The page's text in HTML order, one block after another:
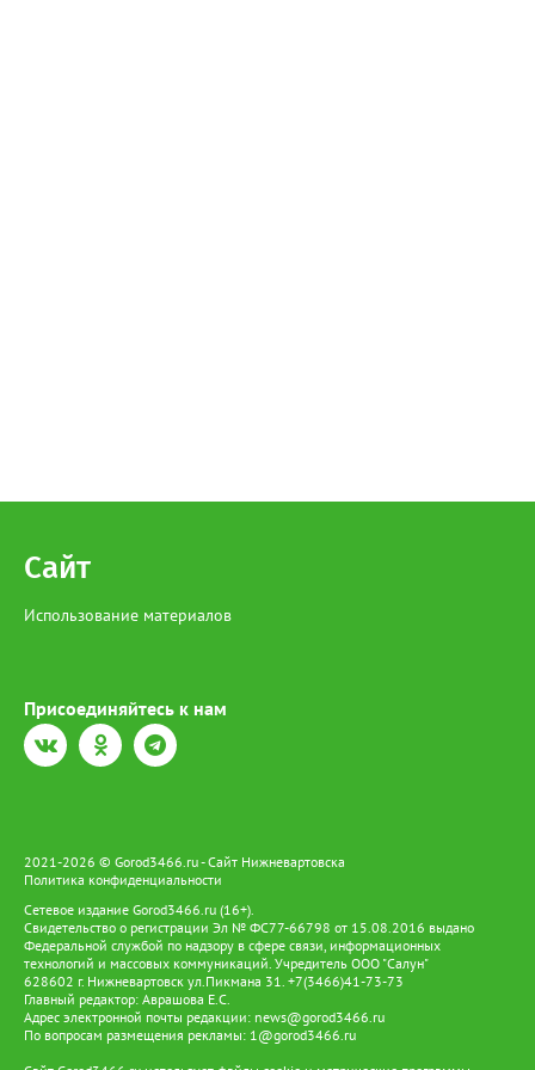
Сайт
Использование материалов
Присоединяйтесь к нам
2021-2026 © Gorod3466.ru - Сайт Нижневартовска
Политика конфиденциальности
Сетевое издание Gorod3466.ru (16+).
Свидетельство о регистрации Эл № ФС77-66798 от 15.08.2016 выдано
Федеральной службой по надзору в сфере связи, информационных
технологий и массовых коммуникаций. Учредитель ООО "Салун"
628602 г. Нижневартовск ул.Пикмана 31. +7(3466)41-73-73
Главный редактор: Аврашова Е.С.
Адрес электронной почты редакции: news@gorod3466.ru
По вопросам размещения рекламы: 1@gorod3466.ru